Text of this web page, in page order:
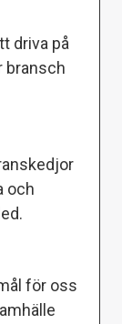
driva på
bransch
och
för oss